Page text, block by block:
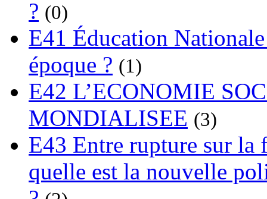
? (0)
E41 Éducation
époque ? (1)
E42 L’ECONOMIE
MONDIALISEE (3)
E43 Entre rupture sur
quelle est la nouvelle